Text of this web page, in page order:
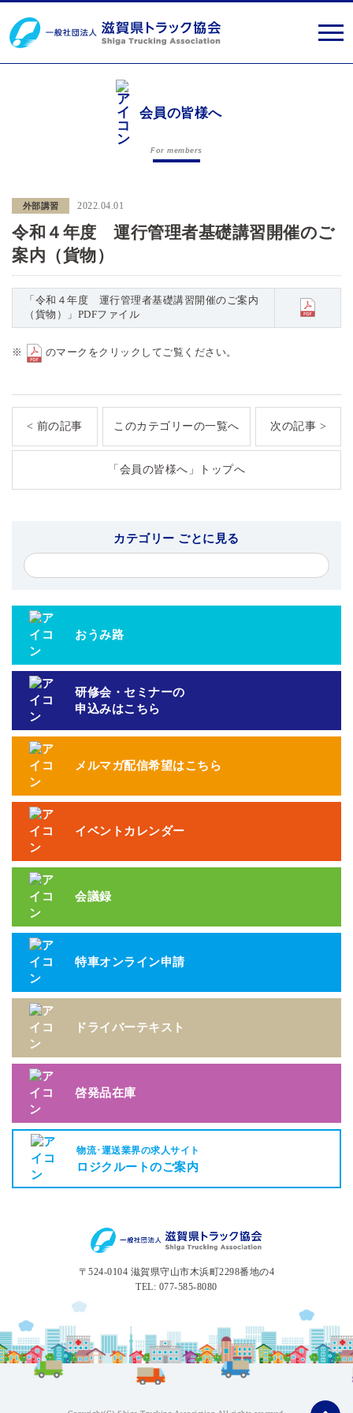
会員の皆様へ
For members
外部講習 2022.04.01
令和４年度 運行管理者基礎講習開催のご
案内（貨物）
「令和４年度 運行管理者基礎講習開催のご案内
（貨物）」PDFファイル
※ のマークをクリックしてご覧ください。
< 前の記事 このカテゴリーの一覧へ 次の記事 >
「会員の皆様へ」トップへ
カテゴリー ごとに見る
おうみ路
研修会・セミナーの
申込みはこちら
メルマガ配信希望はこちら
イベントカレンダー
会議録
特車オンライン申請
ドライバーテキスト
啓発品在庫
物流･運送業界の求人サイト
ロジクルートのご案内
〒524-0104 滋賀県守山市木浜町2298番地の4
TEL: 077-585-8080